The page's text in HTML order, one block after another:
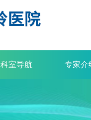
科室导航 专家介